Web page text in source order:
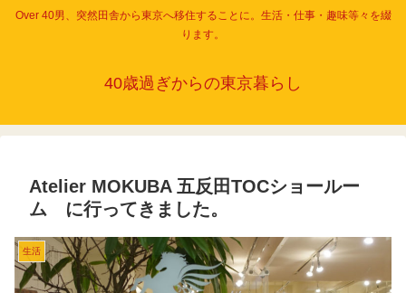
Over 40男、突然田舎から東京へ移住することに。生活・仕事・趣味等々を綴
ります。
40歳過ぎからの東京暮らし
Atelier MOKUBA 五反田TOCショールー
ム に行ってきました。
生活